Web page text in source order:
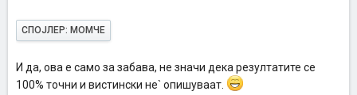
СПОЈЛЕР: МОМЧЕ
И да, ова е само за забава, не значи дека резултатите се
100% точни и вистински не` опишуваат.